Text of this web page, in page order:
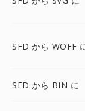
SFD から WOFF
SFD から BIN に